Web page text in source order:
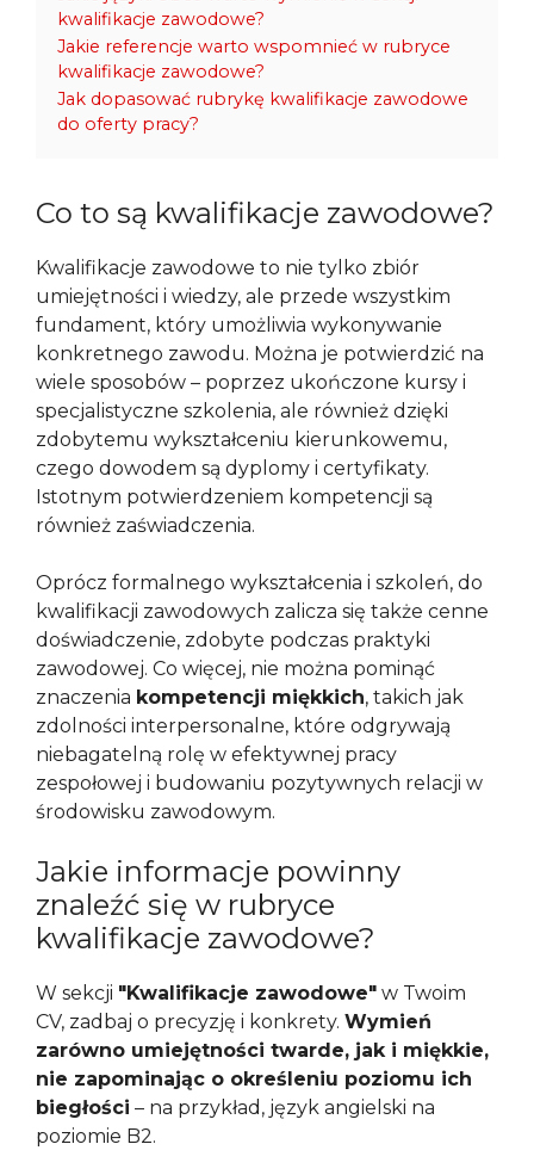
kwalifikacje zawodowe?
Jakie referencje warto wspomnieć w rubryce
kwalifikacje zawodowe?
Jak dopasować rubrykę kwalifikacje zawodowe
do oferty pracy?
Co to są kwalifikacje zawodowe?
Kwalifikacje zawodowe to nie tylko zbiór
umiejętności i wiedzy, ale przede wszystkim
fundament, który umożliwia wykonywanie
konkretnego zawodu. Można je potwierdzić na
wiele sposobów – poprzez ukończone kursy i
specjalistyczne szkolenia, ale również dzięki
zdobytemu wykształceniu kierunkowemu,
czego dowodem są dyplomy i certyfikaty.
Istotnym potwierdzeniem kompetencji są
również zaświadczenia.
Oprócz formalnego wykształcenia i szkoleń, do
kwalifikacji zawodowych zalicza się także cenne
doświadczenie, zdobyte podczas praktyki
zawodowej. Co więcej, nie można pominąć
znaczenia kompetencji miękkich, takich jak
zdolności interpersonalne, które odgrywają
niebagatelną rolę w efektywnej pracy
zespołowej i budowaniu pozytywnych relacji w
środowisku zawodowym.
Jakie informacje powinny
znaleźć się w rubryce
kwalifikacje zawodowe?
W sekcji "Kwalifikacje zawodowe" w Twoim
CV, zadbaj o precyzję i konkrety. Wymień
zarówno umiejętności twarde, jak i miękkie,
nie zapominając o określeniu poziomu ich
biegłości – na przykład, język angielski na
poziomie B2.